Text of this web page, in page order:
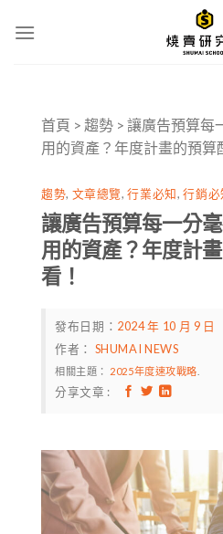
首頁 > 趨勢 > 讓廣告預算每
用的資產？年度計畫的預算
趨勢, 文章總覽,行業必知,行銷必
讓廣告預算每一分
用的資產？年度計
看！
發布日期： 2024 年 10 月 9 日
作者： SHUMAI NEWS
相關主題： 2025年度速攻戰略
分享文章 :